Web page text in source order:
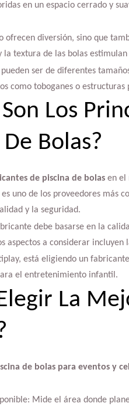
en un espacio cerrado y
ofrecen diversión, sino que
la textura de las bolas
pueden ser de diferentes
como toboganes o
Los
Bolas?
de piscina de bolasen el
uno de los proveedores más
y la seguridad.
debe basarse en la
aspectos a considerar
está eligiendo un
el entretenimiento infantil.
La
de bolas para eventos y
Mide el área donde